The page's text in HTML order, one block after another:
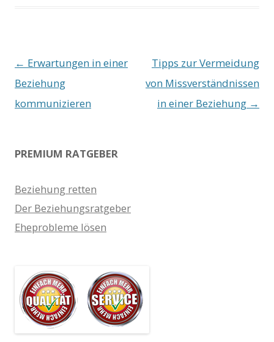
Beitrags-
Navigation
← Erwartungen in einer
Beziehung
kommunizieren
Tipps zur Vermeidung
von Missverständnissen
in einer Beziehung →
PREMIUM RATGEBER
Beziehung retten
Der Beziehungsratgeber
Eheprobleme lösen